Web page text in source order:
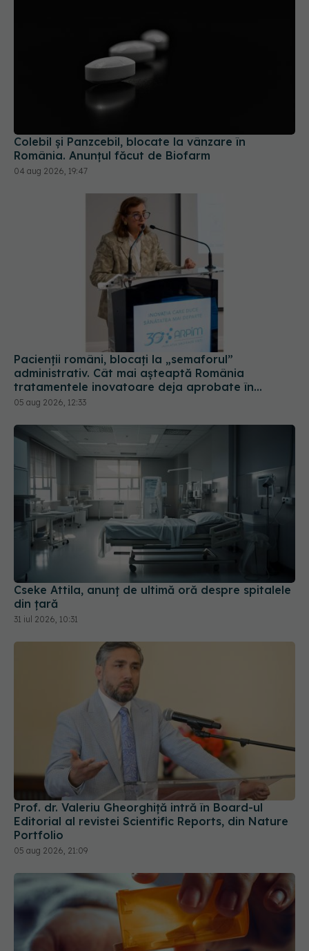
Colebil și Panzcebil, blocate la vânzare în
Pacienții români, blocați la „semaforul”
administrativ. Cât mai așteaptă România
tratamentele inovatoare deja aprobate în
Cseke Attila, anunț de ultimă oră despre spitalele
din țară
31 iul 2026, 10:31
Prof. dr. Valeriu Gheorghiță intră în Board-ul
Editorial al revistei Scientific Reports, din Nature
Portfolio
05 aug 2026, 21:09